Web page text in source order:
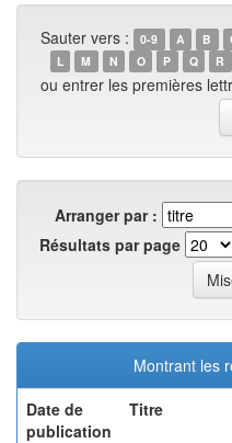
Sauter vers : 0-9 A B
L
M N O P Q R
ou entrer les premières
Arranger par :
Résultats par page
Montrant les
Date de
publication
Titre